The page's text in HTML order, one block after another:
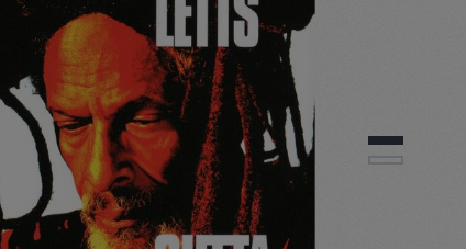
Jumpsuit
Pants
Taschen
Mäntel